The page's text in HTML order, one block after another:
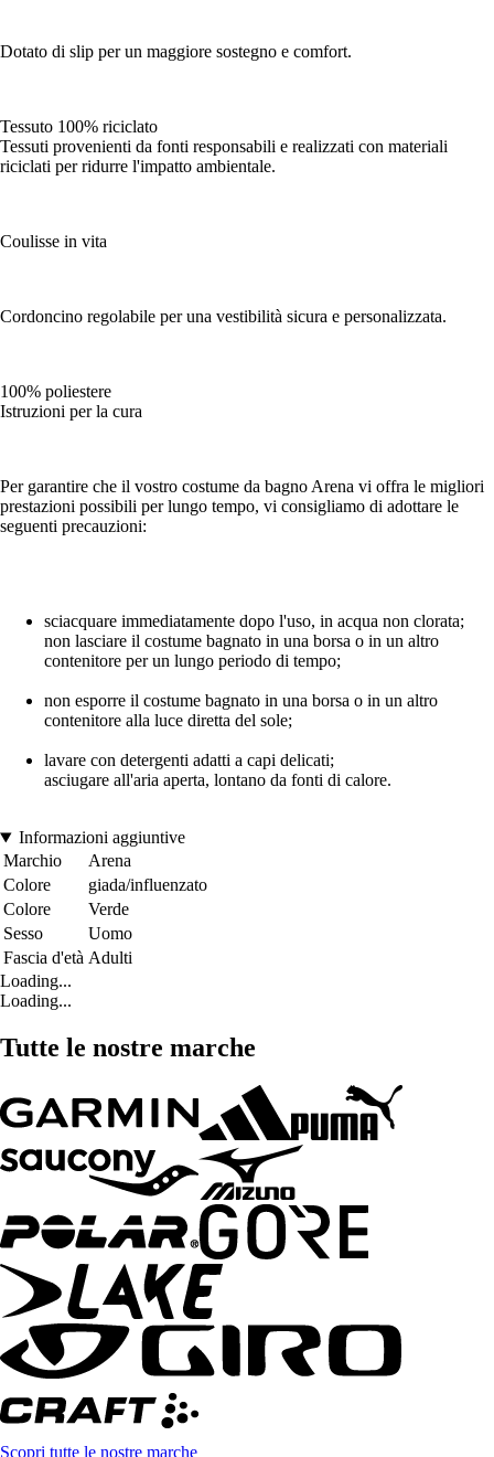
Dotato di slip per un maggiore sostegno e comfort.
Tessuto 100% riciclato
Tessuti provenienti da fonti responsabili e realizzati con materiali
riciclati per ridurre l'impatto ambientale.
Coulisse in vita
Cordoncino regolabile per una vestibilità sicura e personalizzata.
100% poliestere
Istruzioni per la cura
Per garantire che il vostro costume da bagno Arena vi offra le migliori
prestazioni possibili per lungo tempo, vi consigliamo di adottare le
seguenti precauzioni:
sciacquare immediatamente dopo l'uso, in acqua non clorata;
non lasciare il costume bagnato in una borsa o in un altro
contenitore per un lungo periodo di tempo;
non esporre il costume bagnato in una borsa o in un altro
contenitore alla luce diretta del sole;
lavare con detergenti adatti a capi delicati;
asciugare all'aria aperta, lontano da fonti di calore.
Informazioni aggiuntive
Marchio
Arena
Colore
giada/influenzato
Colore
Verde
Sesso
Uomo
Fascia d'età Adulti
Loading...
Loading...
Tutte le nostre marche
Scopri tutte le nostre marche